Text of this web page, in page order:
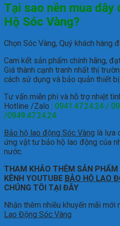
Tại sao nên mua dây
Hộ Sóc Vàng?
Chọn Sóc Vàng, Quý khách hàng
Cam kết sản phẩm chính hãng,
Giá thành cạnh tranh nhất thị
cách sử dụng và bảo quản thiết bị.
Tư vấn miễn phí và hỗ trợ nhiệt
Hotline /Zalo : 0941.47.24.24 /
/0949.47.24.24
Bảo hộ lao động Sóc Vàng là lựa
ứng vật tư bảo hộ lao động của
nước.
THAM KHẢO THÊM SẢN PHẨM
KÊNH YOUTUBE BẢO HỘ LAO
CHÚNG TÔI TẠI ĐÂY
Nhận thêm nhiều khuyến mãi mới
Lao Động Sóc Vàng